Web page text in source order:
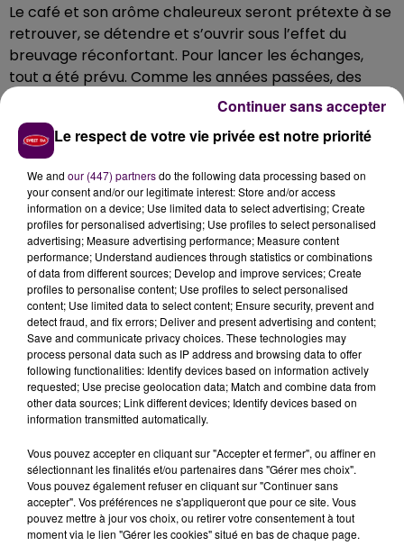
Le café et son arôme chaleureux seront prétexte à se
retrouver, se détendre et s’ouvrir sous l’effet du
breuvage réconfortant. Pour lancer les échanges,
tout a été prévu. Comme les années passées, des
activités thématiques sont proposées à chaque
rendez-vous. Ce 16 septembre à Azé, on apprendra
ainsi à coudre, avec un objectif en particulier :réaliser
une trousse ou un porte-monnaie berlingot
rendez-vous sera suivi d’un autre, le 14 octobre,
toujours à l’Espace Mômes, plus axé sur lesrelations
parents-enfantset sur le temps pour soi. Puis jeux de
société le 9 décembre.
ZÉRO-DÉCHET ET RÉCUP’ AUSSI AU PROGRAMME
A Marigné-Peuton et Daon, ce sera le mercredi
après-midi, avec respectivementfabrication de
produits d’entretienle mercredi 16 septembre, et
floralle 30 septembre. Enfin ces"Cafés Papote"
auront lieu le mardi après-midi à la médiathèque du
pays de Château-Gontier, toujours animés par le
Centre social du pays de Château-Gontier, gratuits et
ouverts à tous. En raison du contexte sanitaire, il faut
simplements’inscrireauprès des organisateurs par
téléphone en composant le 02 43 09 55 80 ou en
adressant un email à
Le respect de votre vie privée est notre priorité
We and our (447) partnersdo the following data processing based on
your consent and/or our legitimate interest: Store and/or access
information on a device; Use limited data to select advertising; Create
profiles for personalised advertising; Use profiles to select personalised
advertising; Measure advertising performance; Measure content
performance; Understand audiences through statistics or combinations
of data from different sources; Develop and improve services; Create
profiles to personalise content; Use profiles to select personalised
content; Use limited data to select content; Ensure security, prevent and
detect fraud, and fix errors; Deliver and present advertising and content;
Save and communicate privacy choices. These technologies may
process personal data such as IP address and browsing data to offer
following functionalities: Identify devices based on information actively
requested; Use precise geolocation data; Match and combine data from
other data sources; Link different devices; Identify devices based on
information transmitted automatically.
Vous pouvez accepter en cliquant sur "Accepter et fermer", ou affiner en
sélectionnant les finalités et/ou partenaires dans "Gérer mes choix".
Vous pouvez également refuser en cliquant sur "Continuer sans
accepter". Vos préférences ne s'appliqueront que pour ce site. Vous
pouvez mettre à jour vos choix, ou retirer votre consentement à tout
moment via le lien "Gérer les cookies" situé en bas de chaque page.
Continuer sans accepter